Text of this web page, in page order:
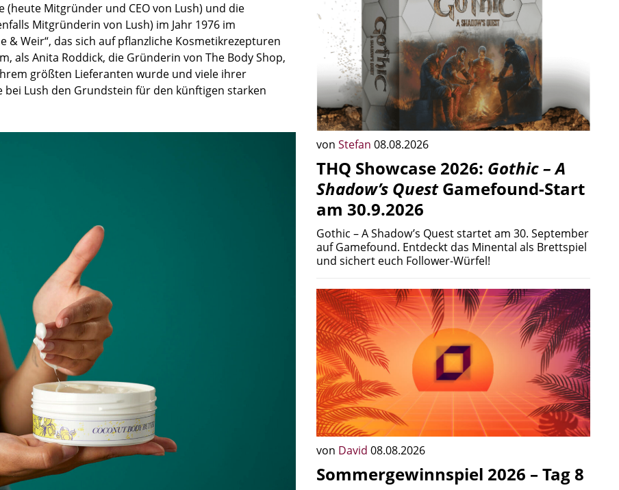
Mitgründer und CEO von Lush) und die
Mitgründerin von Lush) im Jahr 1976 im
Weir“, das sich auf pflanzliche Kosmetikrezepturen
als Anita Roddick, die Gründerin von The Body Shop,
größten Lieferanten wurde und viele ihrer
Lush den Grundstein für den künftigen starken
von Stefan 08.08.2026
THQ Showcase 2026: Gothic – A
Shadow’s QuestGamefound-Start
am 30.9.2026
Gothic – A Shadow’s Quest startet am 30. September
auf Gamefound. Entdeckt das Minental als Brettspiel
und sichert euch Follower-Würfel!
von David 08.08.2026
Sommergewinnspiel 2026 – Tag 8